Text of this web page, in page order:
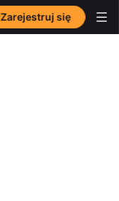
Zarejestruj się